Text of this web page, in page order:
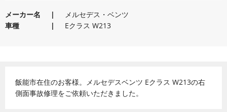
メーカー名
メルセデス・ベンツ
車種
Eクラス W213
飯能市在住のお客様。メルセデスベンツ Eクラス W213の右
側面事故修理をご依頼いただきました。